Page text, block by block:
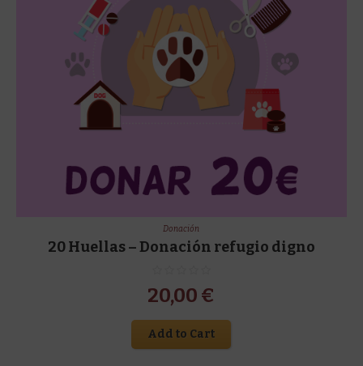
Donación
20 Huellas – Donación refugio digno
20,00 €
Add to Cart